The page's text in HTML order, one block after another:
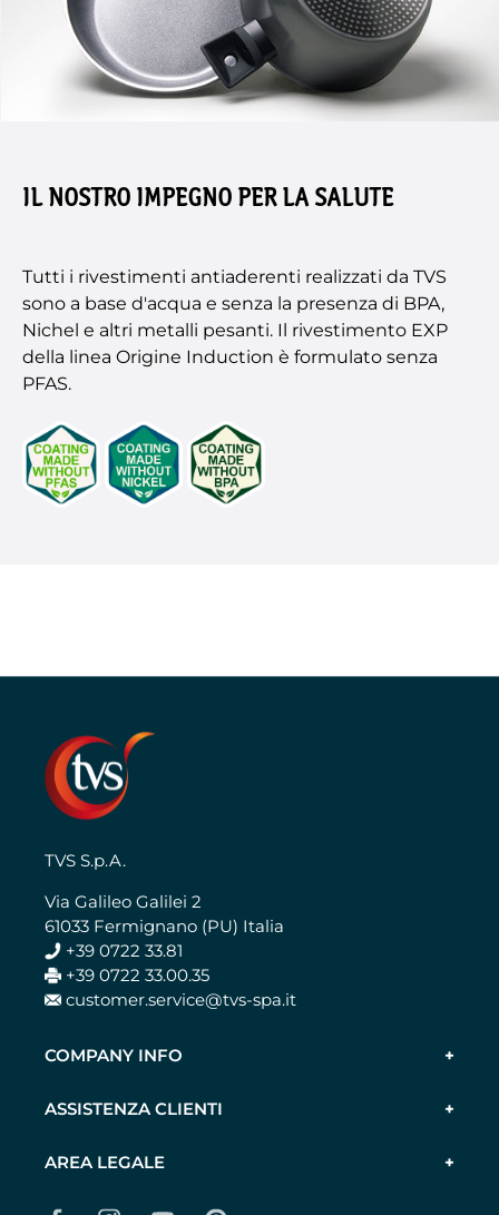
IL NOSTRO IMPEGNO PER LA SALUTE
Tutti i rivestimenti antiaderenti realizzati da TVS
sono a base d'acqua e senza la presenza di BPA,
Nichel e altri metalli pesanti. Il rivestimento EXP
della linea Origine Induction è formulato senza
PFAS.
TVS S.p.A.
Via Galileo Galilei 2
61033 Fermignano (PU) Italia
+39 0722 33.81
+39 0722 33.00.35
customer.service@tvs-spa.it
COMPANY INFO
ASSISTENZA CLIENTI
AREA LEGALE